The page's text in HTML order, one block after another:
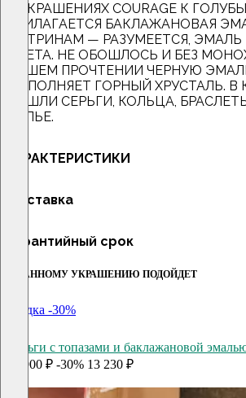
В УКРАШЕНИЯХ COURAGE К
ПРИЛАГАЕТСЯ БАКЛАЖАНОВАЯ
ЦИТРИНАМ — РАЗУМЕЕТСЯ,
ЦВЕТА. НЕ ОБОШЛОСЬ И БЕЗ
НАШЕМ ПРОЧТЕНИИ ЧЕРНУЮ
ДОПОЛНЯЕТ ГОРНЫЙ ХРУСТАЛЬ.
ВОШЛИ СЕРЬГИ, КОЛЬЦА,
КОЛЬЕ.
ХАРАКТЕРИСТИКИ
Доставка
Гарантийный срок
К ДАННОМУ УКРАШЕНИЮ ПОДОЙДЕТ
скидка -30%
Серьги с топазами и баклажановой
18 900 ₽ -30% 13 230 ₽